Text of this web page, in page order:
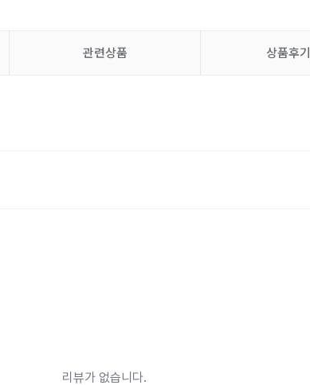
관련상품 상품후기